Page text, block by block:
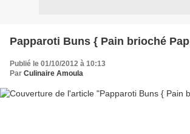
Papparoti Buns { Pain brioché
Publié le 01/10/2012 à 10:13
Par Culinaire Amoula